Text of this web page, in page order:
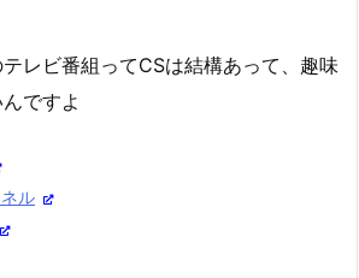
レビ番組ってCSは結構あって、趣味
ですよ
ル